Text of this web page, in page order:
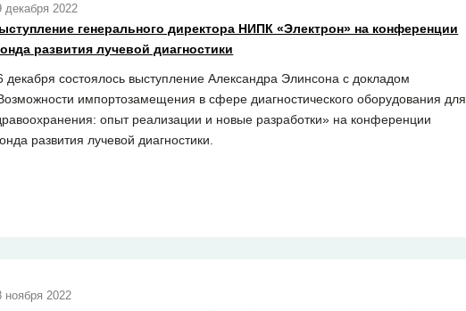
декабря 2022
генерального директора НИПК «Электрон» на конференции
развития лучевой диагностики
декабря состоялось выступление Александра Элинсона с докладом
импортозамещения в сфере диагностического оборудования для
опыт реализации и новые разработки» на конференции
развития лучевой диагностики.
ноября 2022